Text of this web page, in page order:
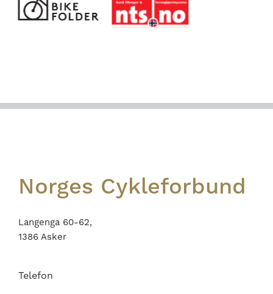
Footer
Norges Cykleforbund
Langenga 60-62,
1386 Asker
Telefon